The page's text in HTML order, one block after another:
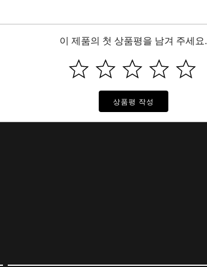
이 제품의 첫 상품평을 남겨 주세요.
상품평 작성